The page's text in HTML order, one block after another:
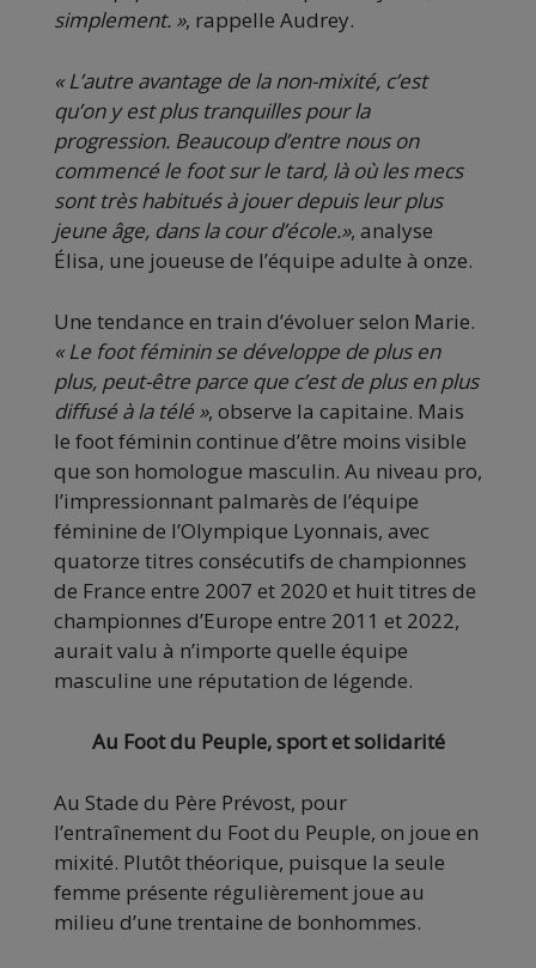
simplement. », rappelle Audrey.
« L’autre avantage de la non-mixité, c’est
qu’on y est plus tranquilles pour la
progression. Beaucoup d’entre nous on
commencé le foot sur le tard, là où les mecs
sont très habitués à jouer depuis leur plus
jeune âge, dans la cour d’école.», analyse
Élisa, une joueuse de l’équipe adulte à onze.
Une tendance en train d’évoluer selon Marie.
« Le foot féminin se développe de plus en
plus, peut-être parce que c’est de plus en plus
diffusé à la télé », observe la capitaine. Mais
le foot féminin continue d’être moins visible
que son homologue masculin. Au niveau pro,
l’impressionnant palmarès de l’équipe
féminine de l’Olympique Lyonnais, avec
quatorze titres consécutifs de championnes
de France entre 2007 et 2020 et huit titres de
championnes d’Europe entre 2011 et 2022,
aurait valu à n’importe quelle équipe
masculine une réputation de légende.
Au Foot du Peuple, sport et solidarité
Au Stade du Père Prévost, pour
l’entraînement du Foot du Peuple, on joue en
mixité. Plutôt théorique, puisque la seule
femme présente régulièrement joue au
milieu d’une trentaine de bonhommes.